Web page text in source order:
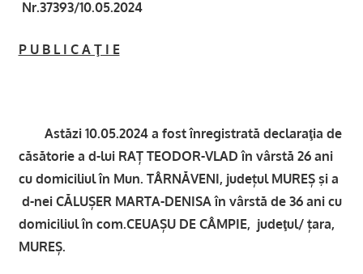
Nr.37393/10.05.2024
P U B L I C A Ţ I E
Astăzi 10.05.2024 a fost înregistrată declaraţia de
căsătorie a d-lui RAȚ TEODOR-VLAD în vârstă 26 ani
cu domiciliul în Mun. TÂRNĂVENI, județul MUREȘ şi a
d-nei CĂLUȘER MARTA-DENISA în vârstă de 36 ani cu
domiciliul în com.CEUAȘU DE CÂMPIE, judeţul/ țara,
MUREȘ.